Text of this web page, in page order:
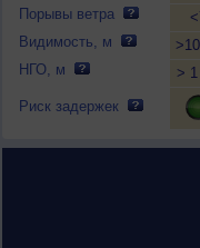
Порывы ветра
Видимость, м
НГО, м
Риск задержек
>